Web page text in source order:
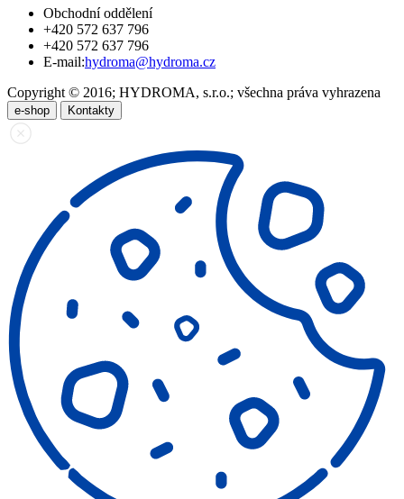
Obchodní oddělení
+420 572 637 796
+420 572 637 796
E-mail:hydroma@hydroma.cz
Copyright © 2016; HYDROMA, s.r.o.; všechna práva vyhrazena
e-shop Kontakty